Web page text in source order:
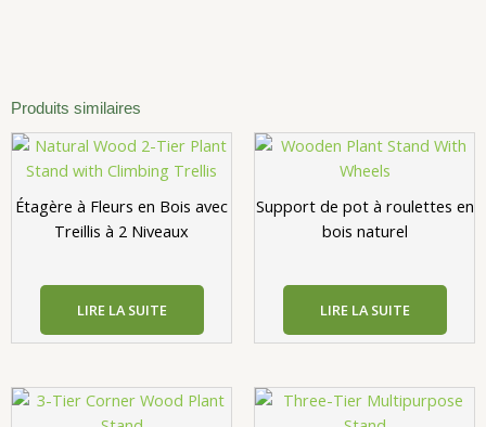
Produits similaires
Étagère à Fleurs en Bois avec
Treillis à 2 Niveaux
LIRE LA SUITE
Support de pot à roulettes en
bois naturel
LIRE LA SUITE